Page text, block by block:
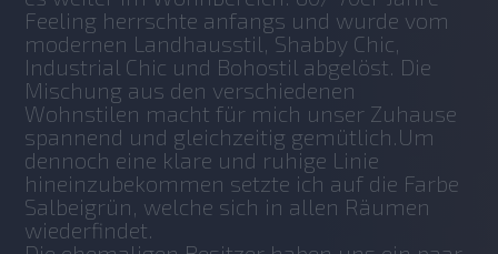
Feeling herrschte anfangs und wurde vom
modernen Landhausstil, Shabby Chic,
Industrial Chic und Bohostil abgelöst. Die
Mischung aus den verschiedenen
Wohnstilen macht für mich unser Zuhause
spannend und gleichzeitig gemütlich.Um
dennoch eine klare und ruhige Linie
hineinzubekommen setzte ich auf die Farbe
Salbeigrün, welche sich in allen Räumen
wiederfindet.